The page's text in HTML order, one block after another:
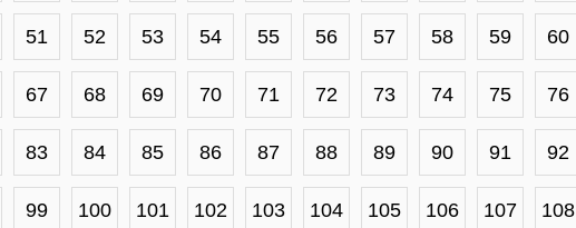
51 52 53 54 55 56 57 58 59 60
67 68 69 70 71 72 73 74 75 76
83 84 85 86 87 88 89 90 91 92
99 100 101 102 103 104 105 106 107 108